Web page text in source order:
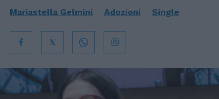
Mariastella Gelmini Adozioni Single